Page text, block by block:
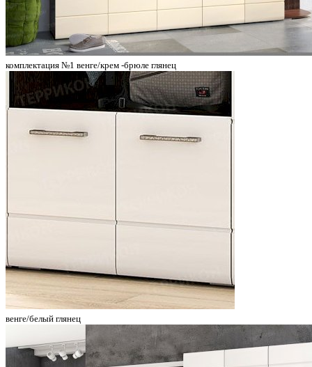
комплектация №1 венге/крем -брюле глянец
венге/белый глянец